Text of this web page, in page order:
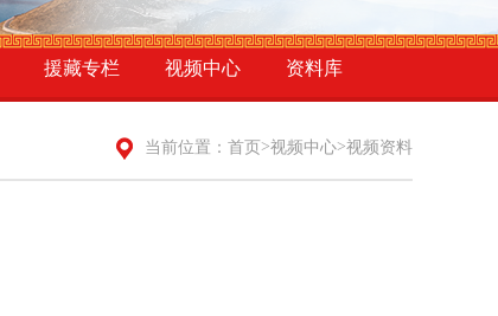
援藏专栏 视频中心 资料库
当前位置： 首页 >视频中心>视频资料